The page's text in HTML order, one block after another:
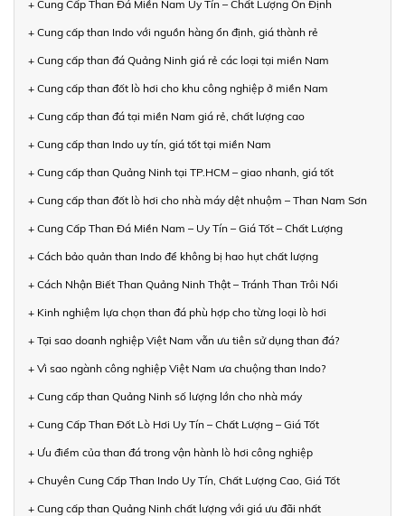
+ Cung Cấp Than Đá Miền Nam Uy Tín – Chất Lượng Ổn Định
+ Cung cấp than Indo với nguồn hàng ổn định, giá thành rẻ
+ Cung cấp than đá Quảng Ninh giá rẻ các loại tại miền Nam
+ Cung cấp than đốt lò hơi cho khu công nghiệp ở miền Nam
+ Cung cấp than đá tại miền Nam giá rẻ, chất lượng cao
+ Cung cấp than Indo uy tín, giá tốt tại miền Nam
+ Cung cấp than Quảng Ninh tại TP.HCM – giao nhanh, giá tốt
+ Cung cấp than đốt lò hơi cho nhà máy dệt nhuộm – Than Nam Sơn
+ Cung Cấp Than Đá Miền Nam – Uy Tín – Giá Tốt – Chất Lượng
+ Cách bảo quản than Indo để không bị hao hụt chất lượng
+ Cách Nhận Biết Than Quảng Ninh Thật – Tránh Than Trôi Nổi
+ Kinh nghiệm lựa chọn than đá phù hợp cho từng loại lò hơi
+ Tại sao doanh nghiệp Việt Nam vẫn ưu tiên sử dụng than đá?
+ Vì sao ngành công nghiệp Việt Nam ưa chuộng than Indo?
+ Cung cấp than Quảng Ninh số lượng lớn cho nhà máy
+ Cung Cấp Than Đốt Lò Hơi Uy Tín – Chất Lượng – Giá Tốt
+ Ưu điểm của than đá trong vận hành lò hơi công nghiệp
+ Chuyên Cung Cấp Than Indo Uy Tín, Chất Lượng Cao, Giá Tốt
+ Cung cấp than Quảng Ninh chất lượng với giá ưu đãi nhất